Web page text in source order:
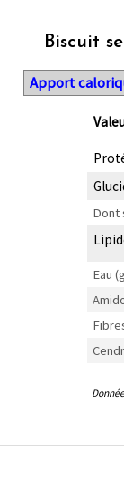
Biscuit
Apport
Dont
Eau